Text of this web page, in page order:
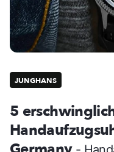
JUNGHANS
5